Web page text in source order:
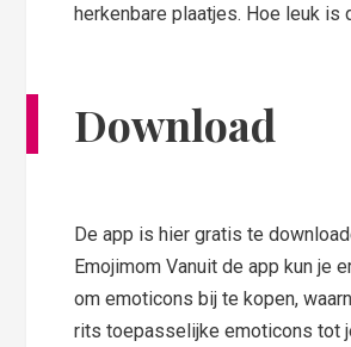
herkenbare plaatjes. Hoe leuk is
Download
De app is hier gratis te
Emojimom Vanuit de app kun je
om emoticons bij te kopen,
rits toepasselijke emoticons tot